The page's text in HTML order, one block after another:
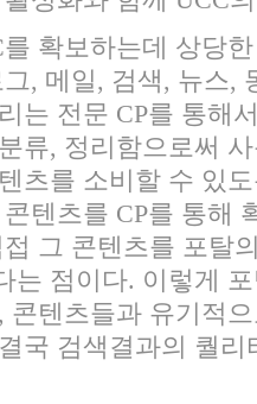
확보하는데 상당
, 메일, 검색, 뉴스,
는 전문 CP를 통해
류, 정리함으로써
츠를 소비할 수 있
텐츠를 CP를 통해
그 콘텐츠를 포탈
는 점이다. 이렇게
콘텐츠들과 유기적
국 검색결과의 퀄